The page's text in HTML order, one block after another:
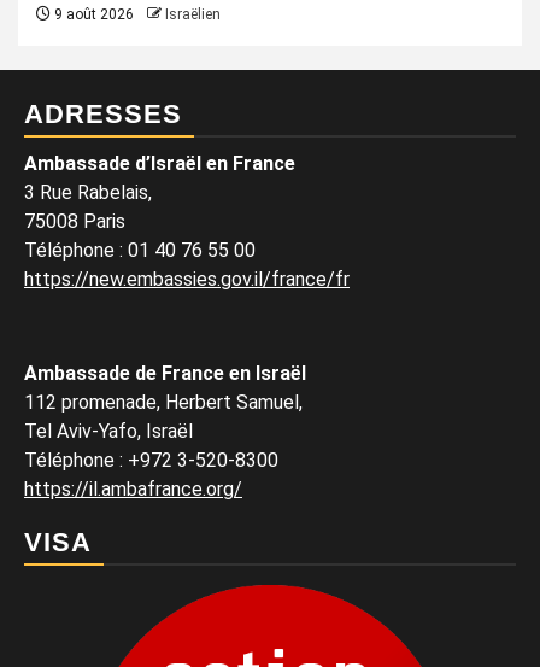
9 août 2026 Israëlien
ADRESSES
Ambassade d’Israël en France
3 Rue Rabelais,
75008 Paris
Téléphone : 01 40 76 55 00
https://new.embassies.gov.il/france/fr
Ambassade de France en Israël
112 promenade, Herbert Samuel,
Tel Aviv-Yafo, Israël
Téléphone : +972 3-520-8300
https://il.ambafrance.org/
VISA